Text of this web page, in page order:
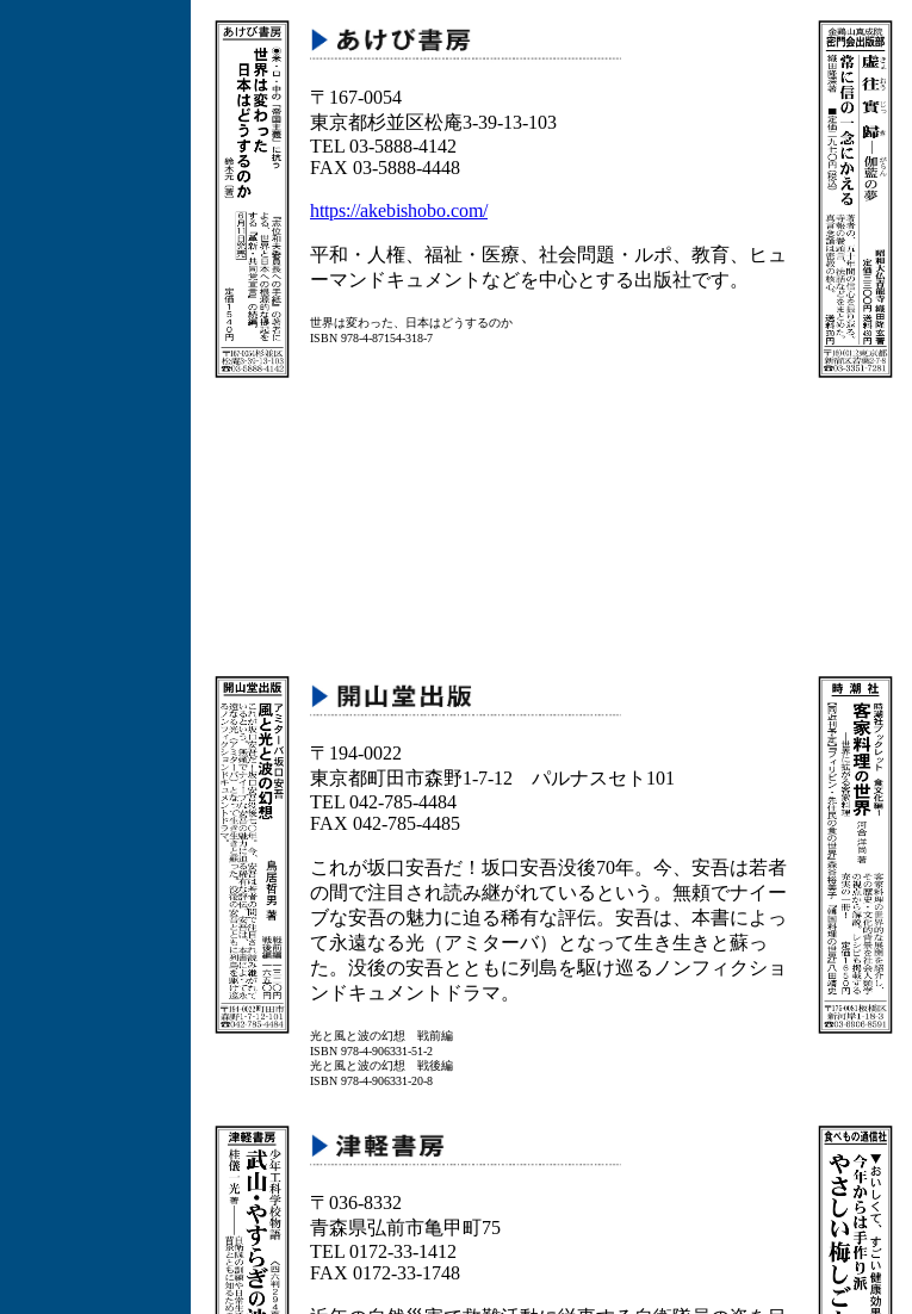
〒167-0054
東京都杉並区松庵3-39-13-103
TEL 03-5888-4142
FAX 03-5888-4448
https://akebishobo.com/
平和・人権、福祉・医療、社会問題・ルポ、教育、ヒュ
ーマンドキュメントなどを中心とする出版社です。
世界は変わった、日本はどうするのか
ISBN 978-4-87154-318-7
〒194-0022
東京都町田市森野1-7-12 パルナスセト101
TEL 042-785-4484
FAX 042-785-4485
これが坂口安吾だ！坂口安吾没後70年。今、安吾は若者
の間で注目され読み継がれているという。無頼でナイー
ブな安吾の魅力に迫る稀有な評伝。安吾は、本書によっ
て永遠なる光（アミターバ）となって生き生きと蘇っ
た。没後の安吾とともに列島を駆け巡るノンフィクショ
ンドキュメントドラマ。
光と風と波の幻想 戦前編
ISBN 978-4-906331-51-2
光と風と波の幻想 戦後編
ISBN 978-4-906331-20-8
〒036-8332
青森県弘前市亀甲町75
TEL 0172-33-1412
FAX 0172-33-1748